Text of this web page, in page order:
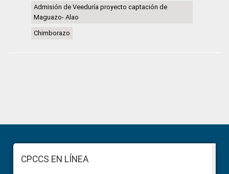
Admisión de Veeduría proyecto captación de
Maguazo- Alao
Chimborazo
Sidebar
FooterCPCCS EN LÍNEA